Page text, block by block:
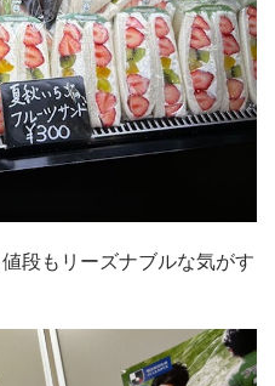
段もリーズナブルな気がす